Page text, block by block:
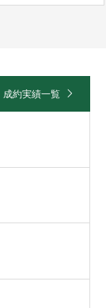
成約実績一覧